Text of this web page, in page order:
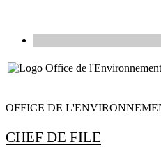
OFFICE DE
CHEF DE FILE